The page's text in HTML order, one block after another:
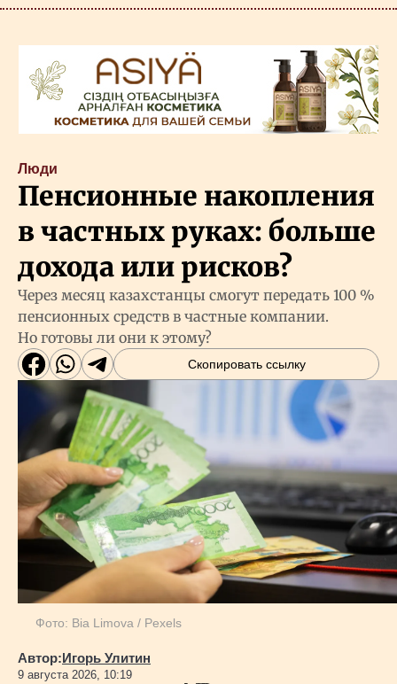
Люди
Пенсионные накопления
в частных руках: больше
дохода или рисков?
Через месяц казахстанцы смогут передать 100 %
пенсионных средств в частные компании.
Но готовы ли они к этому?
Скопировать ссылку
Фото: Bia Limova / Pexels
Автор:Игорь Улитин
9 августа 2026, 10:19